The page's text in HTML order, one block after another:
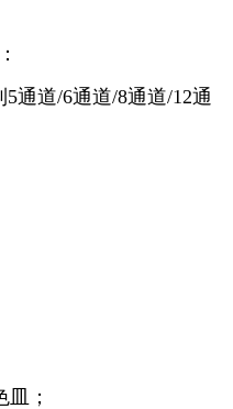
5通道/6通道/8通道/12通
；